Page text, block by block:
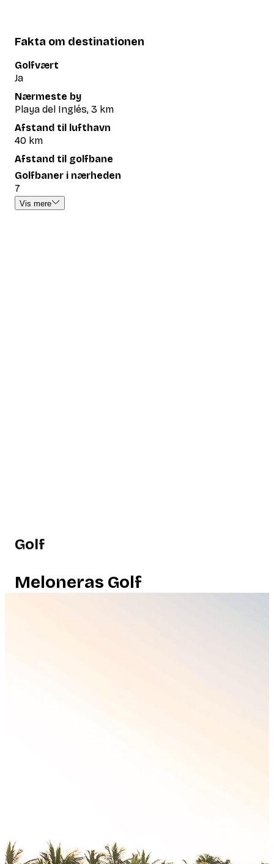
Fakta om destinationen
Golfvært
Ja
Nærmeste by
Playa del Inglés, 3 km
Afstand til lufthavn
40 km
Afstand til golfbane
Golfbaner i nærheden
7
Vis mere
Golf
Meloneras Golf